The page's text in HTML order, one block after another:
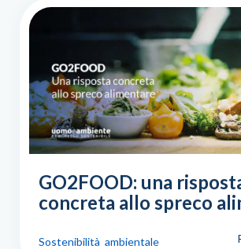
GO2FOOD: una
concreta allo spreco
Sostenibilità ambientale